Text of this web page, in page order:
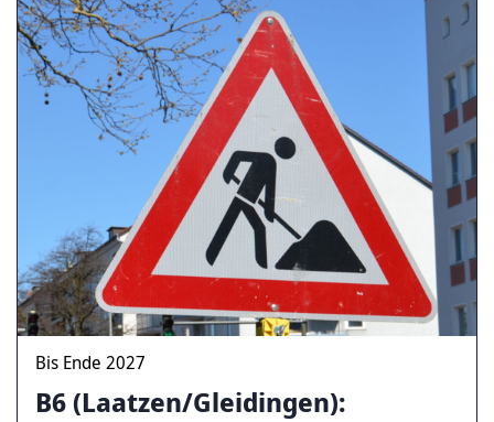
Bis Ende 2027
B6 (Laatzen/Gleidingen):